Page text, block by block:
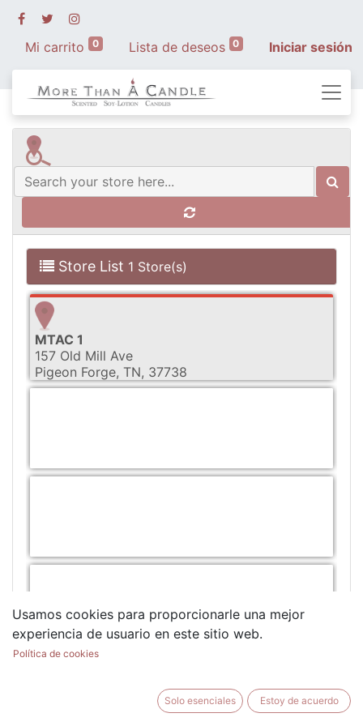
Mi carrito 0 Lista de deseos 0 Iniciar sesión
Store List 1 Store(s)
MTAC 1
157 Old Mill Ave
Pigeon Forge, TN, 37738
Usamos cookies para proporcionarle una mejor
experiencia de usuario en este sitio web.
Política de cookies
Solo esenciales Estoy de acuerdo